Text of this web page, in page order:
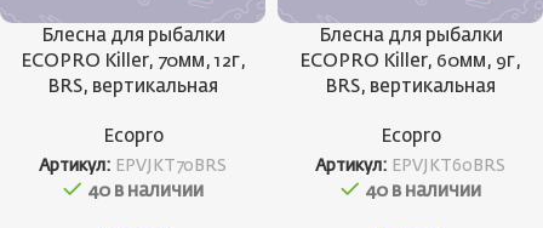
Блесна для рыбалки
ECOPRO Killer, 70мм, 12г,
BRS, вертикальная
Ecopro
Артикул: EPVJKT70BRS
40 в наличии
Блесна для рыбалки
ECOPRO Killer, 60мм, 9г,
BRS, вертикальная
Ecopro
Артикул: EPVJKT60BRS
40 в наличии